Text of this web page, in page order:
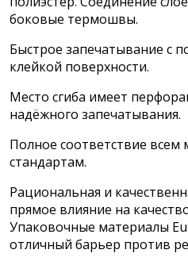
боковые термошвы.
Быстрое запечатывание с
клейкой поверхности.
Место сгиба имеет
надёжного запечатывания.
Полное соответствие
стандартам.
Рациональная и
прямое влияние на
Упаковочные материалы
отличный барьер против